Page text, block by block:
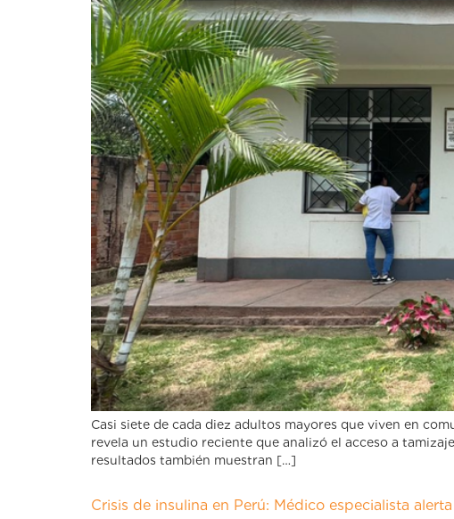
Casi siete de cada diez adultos mayores que viven en
revela un estudio reciente que analizó el acceso a
resultados también muestran […]
Crisis de insulina en Perú: Médico especialista